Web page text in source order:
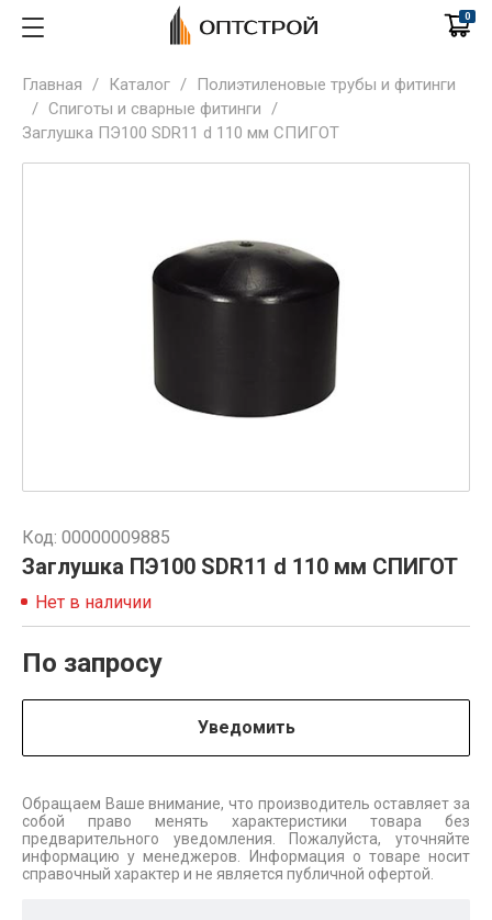
0
Главная / Каталог / Полиэтиленовые трубы и фитинги
/ Спиготы и сварные фитинги /
Заглушка ПЭ100 SDR11 d 110 мм СПИГОТ
Код: 00000009885
Заглушка ПЭ100 SDR11 d 110 мм СПИГОТ
Нет в наличии
По запросу
Уведомить
Обращаем Ваше внимание, что производитель оставляет за
собой право менять характеристики товара без
предварительного уведомления. Пожалуйста, уточняйте
информацию у менеджеров. Информация о товаре носит
справочный характер и не является публичной офертой.